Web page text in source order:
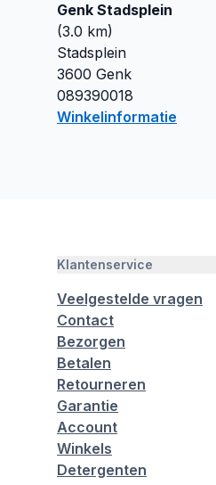
Genk Stadsplein
(3.0 km)
Stadsplein
3600 Genk
089390018
Winkelinformatie
Klantenservice
Veelgestelde vragen
Contact
Bezorgen
Betalen
Retourneren
Garantie
Account
Winkels
Detergenten